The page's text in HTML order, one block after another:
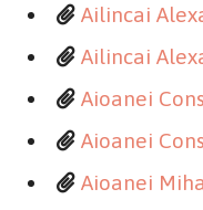
Ailincai
Ailincai
Aioanei
Aioanei
Aioanei